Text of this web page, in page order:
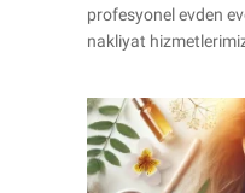
profesyonel evden
nakliyat